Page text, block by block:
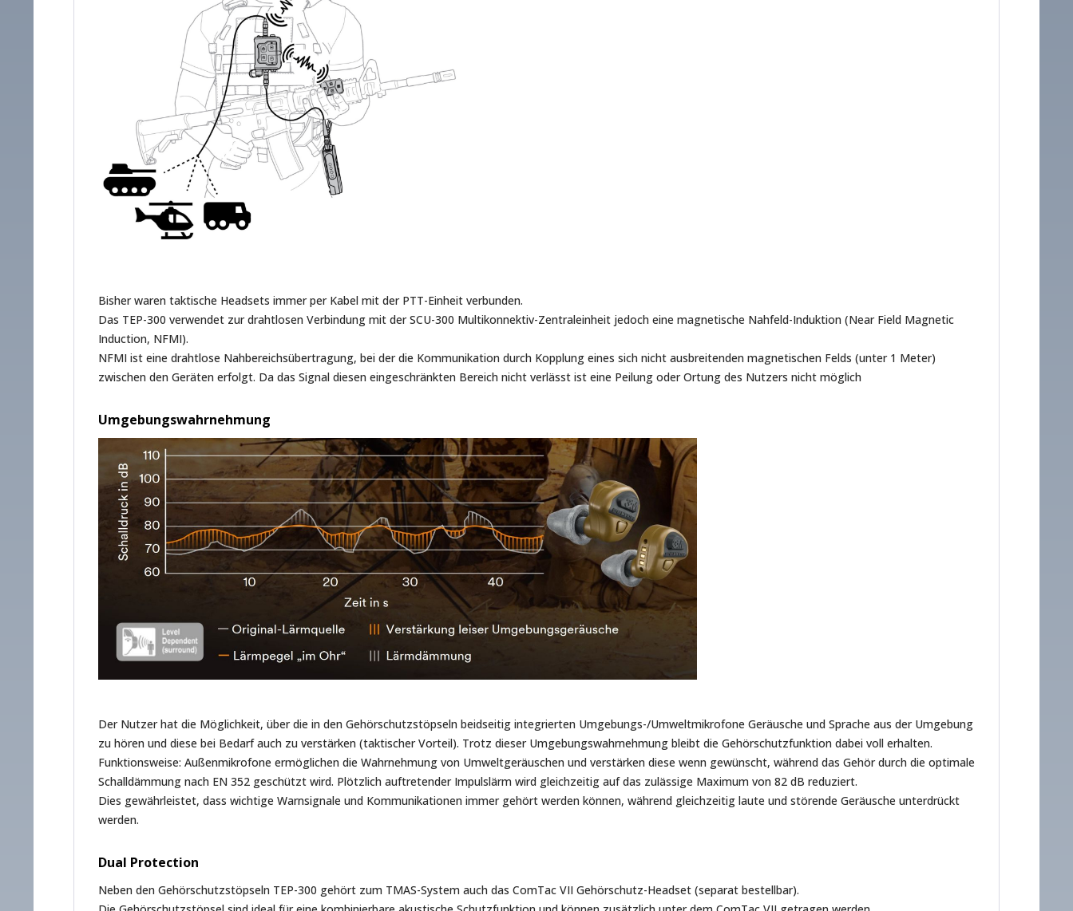
Bisher waren taktische Headsets immer per Kabel mit der PTT-Einheit verbunden.
Das TEP-300 verwendet zur drahtlosen Verbindung mit der SCU-300 Multikonnektiv-Zentraleinheit jedoch eine magnetische Nahfeld-Induktion (Near Field Magnetic
Induction, NFMI).
NFMI ist eine drahtlose Nahbereichsübertragung, bei der die Kommunikation durch Kopplung eines sich nicht ausbreitenden magnetischen Felds (unter 1 Meter)
zwischen den Geräten erfolgt. Da das Signal diesen eingeschränkten Bereich nicht verlässt ist eine Peilung oder Ortung des Nutzers nicht möglich
Umgebungswahrnehmung
Der Nutzer hat die Möglichkeit, über die in den Gehörschutzstöpseln beidseitig integrierten Umgebungs-/Umweltmikrofone Geräusche und Sprache aus der Umgebung
zu hören und diese bei Bedarf auch zu verstärken (taktischer Vorteil). Trotz dieser Umgebungswahrnehmung bleibt die Gehörschutzfunktion dabei voll erhalten.
Funktionsweise: Außenmikrofone ermöglichen die Wahrnehmung von Umweltgeräuschen und verstärken diese wenn gewünscht, während das Gehör durch die optimale
Schalldämmung nach EN 352 geschützt wird. Plötzlich auftretender Impulslärm wird gleichzeitig auf das zulässige Maximum von 82 dB reduziert.
Dies gewährleistet, dass wichtige Warnsignale und Kommunikationen immer gehört werden können, während gleichzeitig laute und störende Geräusche unterdrückt
werden.
Dual Protection
Neben den Gehörschutzstöpseln TEP-300 gehört zum TMAS-System auch das ComTac VII Gehörschutz-Headset (separat bestellbar).